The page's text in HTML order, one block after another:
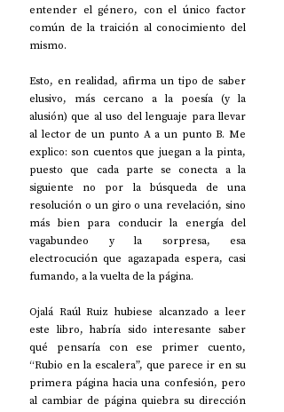
entender el género, con el único factor
común de la traición al conocimiento del
mismo.
Esto, en realidad, afirma un tipo de saber
elusivo, más cercano a la poesía (y la
alusión) que al uso del lenguaje para llevar
al lector de un punto A a un punto B. Me
explico: son cuentos que juegan a la pinta,
puesto que cada parte se conecta a la
siguiente no por la búsqueda de una
resolución o un giro o una revelación, sino
más bien para conducir la energía del
vagabundeo y la sorpresa, esa
electrocución que agazapada espera, casi
fumando, a la vuelta de la página.
Ojalá Raúl Ruiz hubiese alcanzado a leer
este libro, habría sido interesante saber
qué pensaría con ese primer cuento,
“Rubio en la escalera”, que parece ir en su
primera página hacia una confesión, pero
al cambiar de página quiebra su dirección